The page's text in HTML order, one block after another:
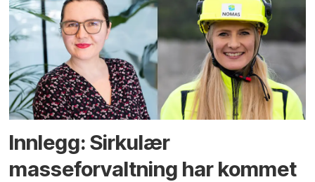
Innlegg: Sirkulær
masseforvaltning har kommet